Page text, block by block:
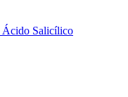
Ácido Salicílico